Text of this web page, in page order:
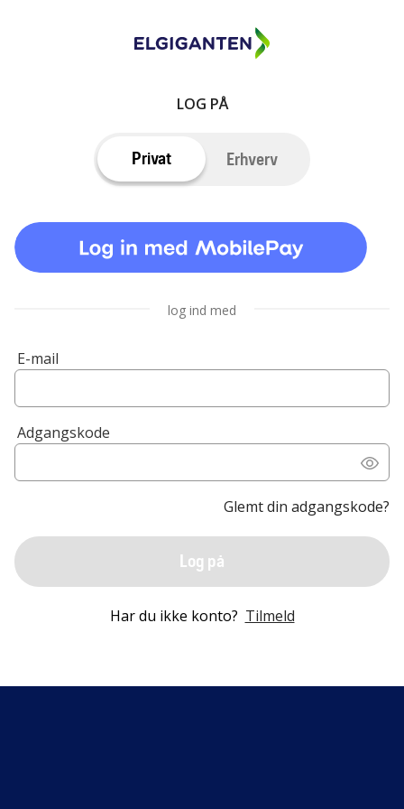
LOG PÅ
Privat Erhverv
log ind med
E-mail
Adgangskode
Glemt din adgangskode?
Log på
Har du ikke konto? Tilmeld